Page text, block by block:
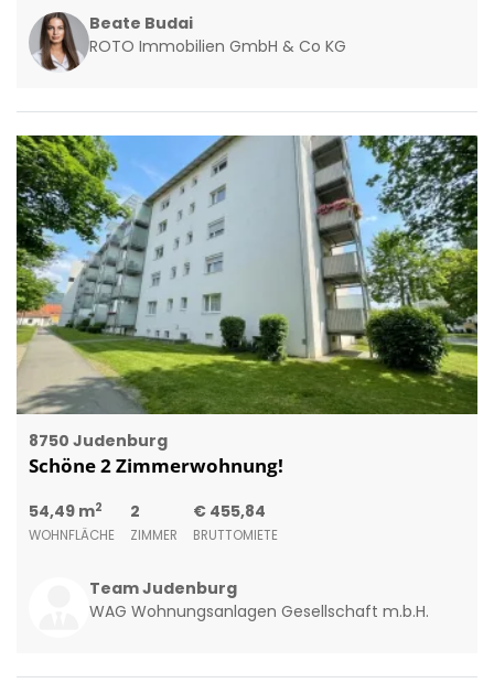
Beate Budai
ROTO Immobilien GmbH & Co KG
8750 Judenburg
Schöne 2 Zimmerwohnung!
54,49 m2
WOHNFLÄCHE
2
ZIMMER
€ 455,84
BRUTTOMIETE
Team Judenburg
WAG Wohnungsanlagen Gesellschaft m.b.H.